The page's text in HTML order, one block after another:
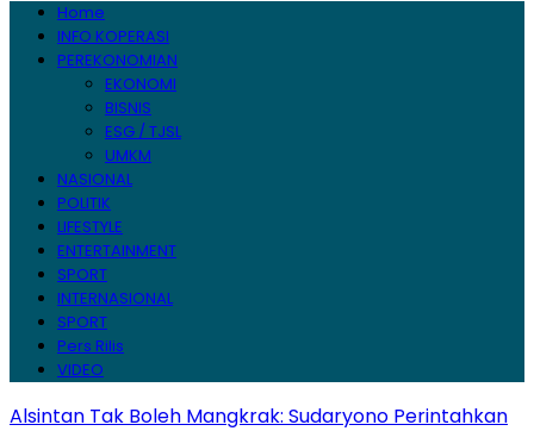
Home
INFO KOPERASI
PEREKONOMIAN
EKONOMI
BISNIS
ESG / TJSL
UMKM
NASIONAL
POLITIK
LIFESTYLE
ENTERTAINMENT
SPORT
INTERNASIONAL
SPORT
Pers Rilis
VIDEO
Alsintan Tak Boleh Mangkrak: Sudaryono Perintahkan